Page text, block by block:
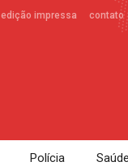
edição impressa contato
Polícia Saúde